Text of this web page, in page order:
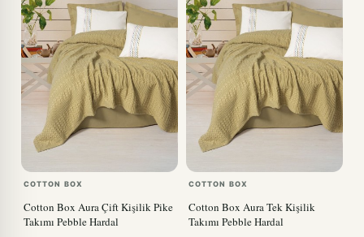
COTTON BOX
Cotton Box Aura Çift Kişilik Pike
Takımı Pebble Hardal
COTTON BOX
Cotton Box Aura Tek Kişilik
Takımı Pebble Hardal